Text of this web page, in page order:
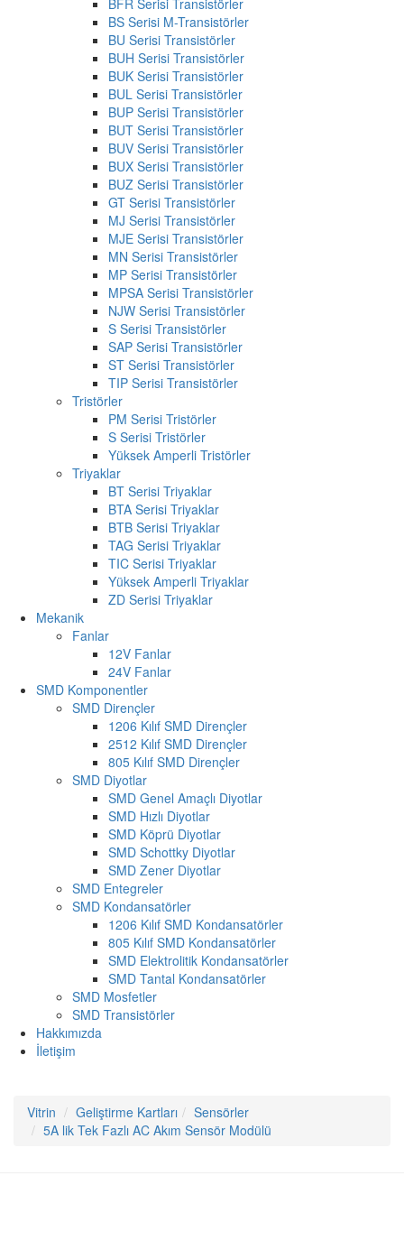
BS Serisi M-Transistörler
BU Serisi Transistörler
BUH Serisi Transistörler
BUK Serisi Transistörler
BUL Serisi Transistörler
BUP Serisi Transistörler
BUT Serisi Transistörler
BUV Serisi Transistörler
BUX Serisi Transistörler
BUZ Serisi Transistörler
GT Serisi Transistörler
MJ Serisi Transistörler
MJE Serisi Transistörler
MN Serisi Transistörler
MP Serisi Transistörler
MPSA Serisi Transistörler
NJW Serisi Transistörler
S Serisi Transistörler
SAP Serisi Transistörler
ST Serisi Transistörler
TIP Serisi Transistörler
Tristörler
PM Serisi Tristörler
S Serisi Tristörler
Yüksek Amperli Tristörler
Triyaklar
BT Serisi Triyaklar
BTA Serisi Triyaklar
BTB Serisi Triyaklar
TAG Serisi Triyaklar
TIC Serisi Triyaklar
Yüksek Amperli Triyaklar
ZD Serisi Triyaklar
Mekanik
Fanlar
12V Fanlar
24V Fanlar
SMD Komponentler
SMD Dirençler
1206 Kılıf SMD Dirençler
2512 Kılıf SMD Dirençler
805 Kılıf SMD Dirençler
SMD Diyotlar
SMD Genel Amaçlı Diyotlar
SMD Hızlı Diyotlar
SMD Köprü Diyotlar
SMD Schottky Diyotlar
SMD Zener Diyotlar
SMD Entegreler
SMD Kondansatörler
1206 Kılıf SMD Kondansatörler
805 Kılıf SMD Kondansatörler
SMD Elektrolitik Kondansatörler
SMD Tantal Kondansatörler
SMD Mosfetler
SMD Transistörler
Hakkımızda
İletişim
Vitrin Geliştirme Kartları
Sensörler
5A lik Tek Fazlı AC Akım Sensör Modülü